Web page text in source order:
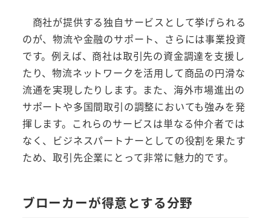
商社が提供する独自サービスとして挙げられる
のが、物流や金融のサポート、さらには事業投資
です。例えば、商社は取引先の資金調達を支援し
たり、物流ネットワークを活用して商品の円滑な
流通を実現したりします。また、海外市場進出の
サポートや多国間取引の調整においても強みを発
揮します。これらのサービスは単なる仲介者では
なく、ビジネスパートナーとしての役割を果たす
ため、取引先企業にとって非常に魅力的です。
ブローカーが得意とする分野